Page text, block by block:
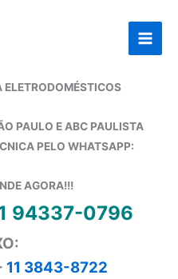
PAULO E ABC PAULISTA
PELO WHATSAPP:
AGORA!!!
94337-0796
11 3843-8722